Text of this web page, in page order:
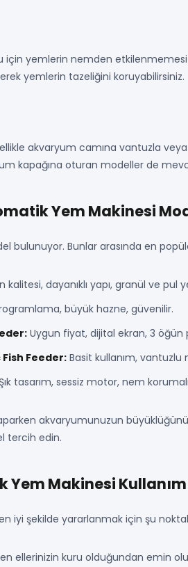
yemlerin nemden etkilenmemesi
yemlerin tazeliğini koruyabilirsiniz.
akvaryum camına vantuzla
kapağına oturan modeller de
Yem Makinesi
bulunuyor. Bunlar arasında en
kalitesi, dayanıklı yapı, granül ve pul
büyük hazne, güvenilir.
Uygun fiyat, dijital ekran, 3
Feeder:Basit kullanım,
Şık tasarım, sessiz motor, nem
akvaryumunuzun
tercih edin.
Makinesi
iyi şekilde yararlanmak için şu
ellerinizin kuru olduğundan emin